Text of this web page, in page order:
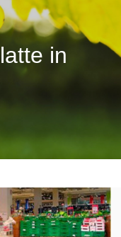
latte in